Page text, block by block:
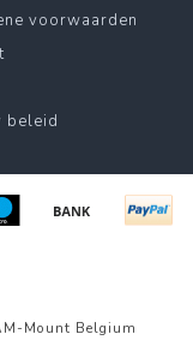
voorwaarden
beleid
Mount Belgium